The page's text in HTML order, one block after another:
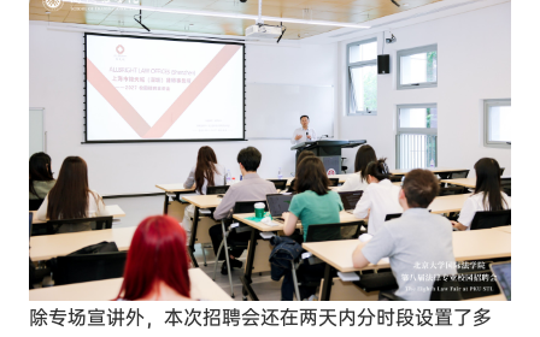
除专场宣讲外，本次招聘会还在两天内分时段设置了多